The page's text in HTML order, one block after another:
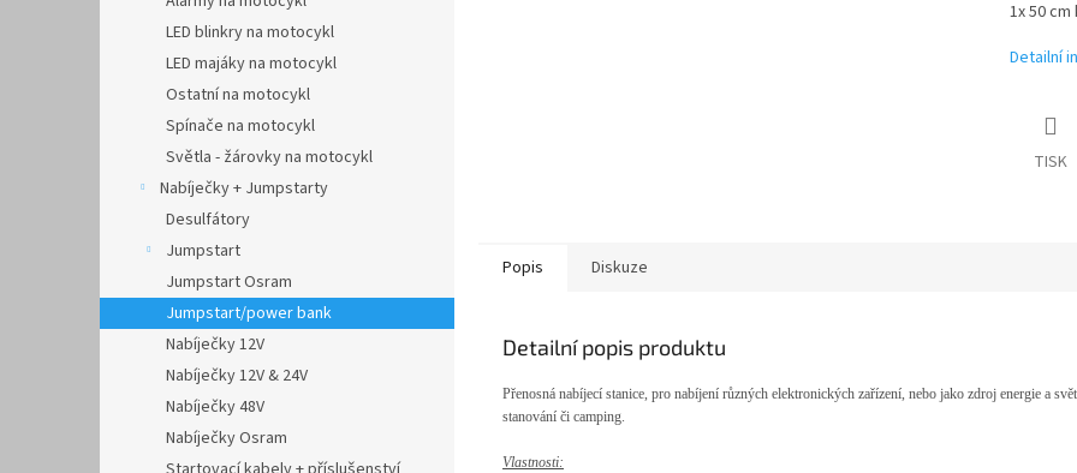
LED blinkry na motocykl
LED majáky na motocykl
Ostatní na motocykl
Spínače na motocykl
Světla - žárovky na motocykl
Nabíječky + Jumpstarty
Desulfátory
Jumpstart
Jumpstart Osram
Jumpstart/power bank
Nabíječky 12V
Nabíječky 12V & 24V
Nabíječky 48V
Nabíječky Osram
1x 50 cm
Detailní
TISK
Popis Diskuze
Detailní popis produktu
Přenosná nabíjecí stanice, pro nabíjení různých elektronických zařízení, nebo jako zdroj energie a
stanování či camping.
Vlastnosti: